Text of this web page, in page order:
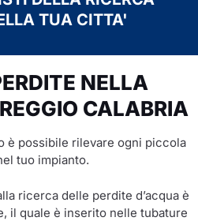
TUA CITTA'
NELLA
CALABRIA
è possibile rilevare ogni piccola
tuo impianto.
ricerca delle perdite d’acqua è
il quale è inserito nelle tubature